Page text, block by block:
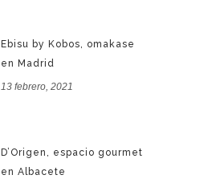
Ebisu by Kobos, omakase
en Madrid
13 febrero, 2021
D’Origen, espacio gourmet
en Albacete